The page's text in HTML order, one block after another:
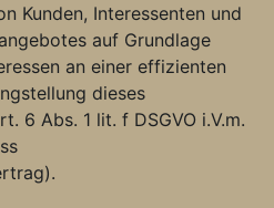
Kunden, Interessenten und
auf Grundlage
an einer effizienten
dieses
6 Abs. 1 lit. f DSGVO i.V.m.